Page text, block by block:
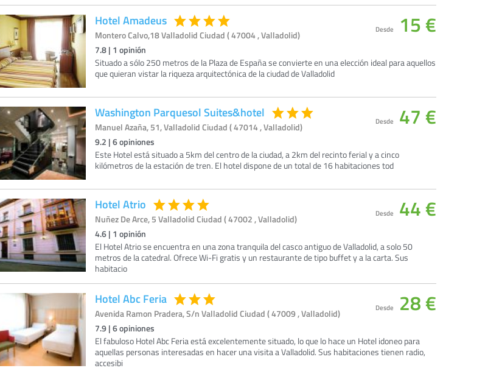
Hotel Amadeus
Montero Calvo,18 Valladolid Ciudad ( 47004 , Valladolid)
7.8 | 1 opinión
Situado a sólo 250 metros de la Plaza de España se convierte en una elección ideal para aquellos
que quieran vistar la riqueza arquitectónica de la ciudad de Valladolid
Desde 15 €
Washington Parquesol Suites&hotel
Manuel Azaña, 51, Valladolid Ciudad ( 47014 , Valladolid)
9.2 | 6opiniones
Este Hotel está situado a 5km del centro de la ciudad, a 2km del recinto ferial y a cinco
kilómetros de la estación de tren. El hotel dispone de un total de 16 habitaciones tod
Desde 47 €
Hotel Atrio
Nuñez De Arce, 5 Valladolid Ciudad ( 47002 , Valladolid)
4.6 | 1 opinión
El Hotel Atrio se encuentra en una zona tranquila del casco antiguo de Valladolid, a solo 50
metros de la catedral. Ofrece Wi-Fi gratis y un restaurante de tipo buffet y a la carta. Sus
habitacio
Desde 44 €
Hotel Abc Feria
Avenida Ramon Pradera, S/n Valladolid Ciudad ( 47009 , Valladolid)
7.9 | 6opiniones
El fabuloso Hotel Abc Feria está excelentemente situado, lo que lo hace un Hotel idoneo para
aquellas personas interesadas en hacer una visita a Valladolid. Sus habitaciones tienen radio,
accesibi
Desde 28 €